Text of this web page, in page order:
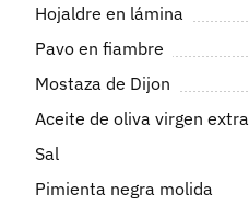
Hojaldre en lámina
Pavo en fiambre
Mostaza de Dijon
Aceite de oliva virgen extra
Sal
Pimienta negra molida